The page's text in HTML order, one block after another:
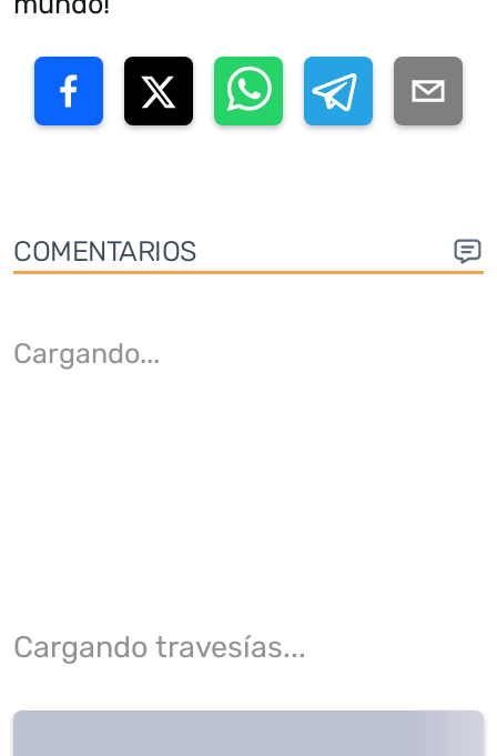
COMENTARIOS
Cargando...
Cargando travesías...